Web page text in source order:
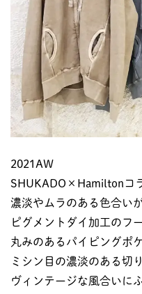
2021AW
SHUKADO×Hamiltonコ
濃淡やムラのある色合い
ピグメントダイ加工のフ
丸みのあるパイピングポ
ミシン目の濃淡のある切
ヴィンテージな風合いに